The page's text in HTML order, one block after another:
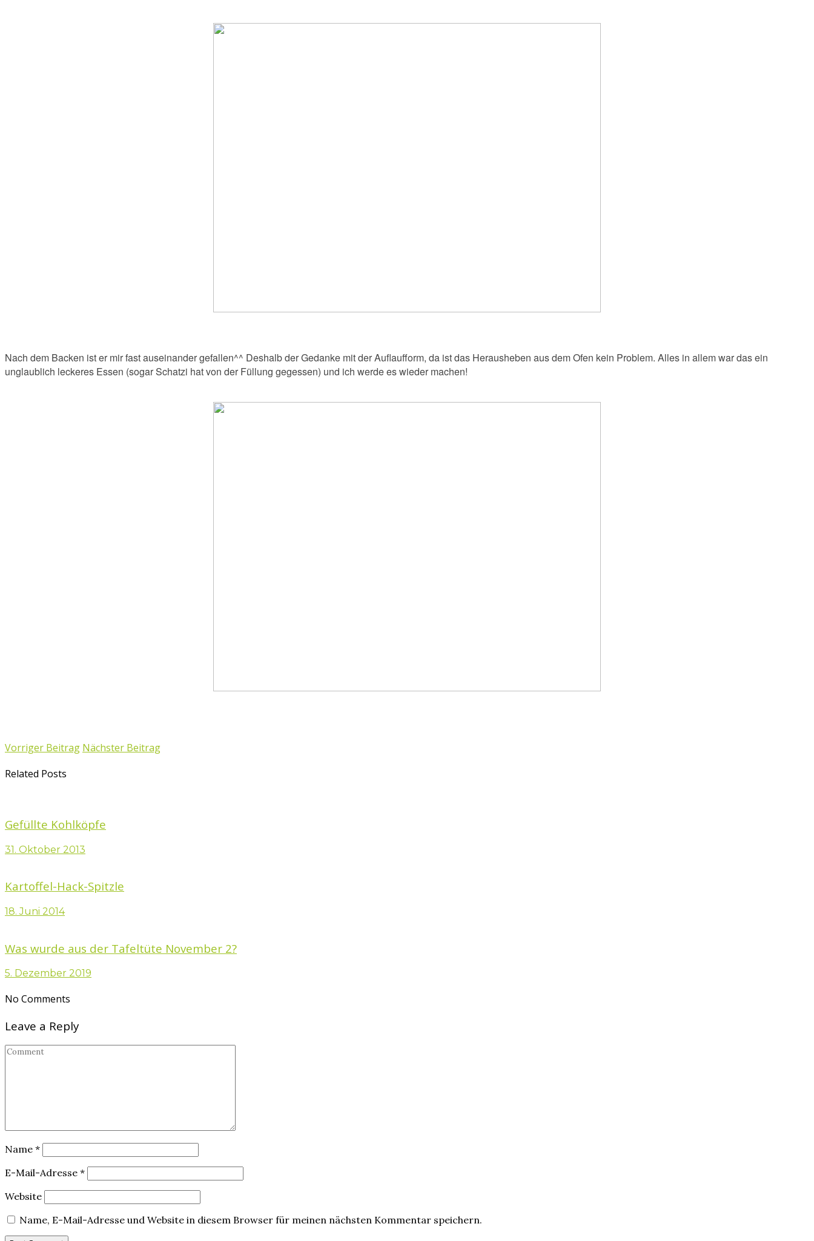
Nach dem Backen ist er mir fast auseinander gefallen^^ Deshalb der Gedanke mit der Auflaufform, da ist das Herausheben aus dem Ofen kein Problem. Alles in allem war das ein
unglaublich leckeres Essen (sogar Schatzi hat von der Füllung gegessen) und ich werde es wieder machen!
Vorriger Beitrag Nächster Beitrag
Related Posts
Gefüllte Kohlköpfe
31. Oktober 2013
Kartoffel-Hack-Spitzle
18. Juni 2014
Was wurde aus der Tafeltüte November 2?
5. Dezember 2019
No Comments
Leave a Reply
Name *
E-Mail-Adresse *
Website
Name, E-Mail-Adresse und Website in diesem Browser für meinen nächsten Kommentar speichern.